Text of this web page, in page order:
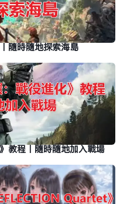
隨時隨地探索海島
教程｜隨時隨地加入戰場